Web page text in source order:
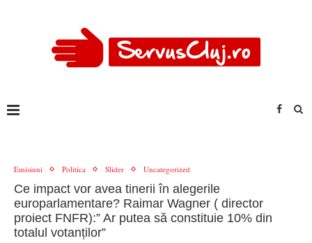
Emisiuni Politica Slider Uncategorized
Ce impact vor avea tinerii în alegerile
europarlamentare? Raimar Wagner ( director
proiect FNFR):” Ar putea să constituie 10% din
totalul votanților”